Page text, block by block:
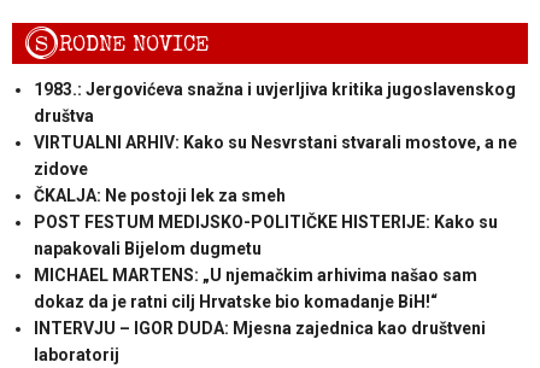
SRODNE NOVICE
1983.: Jergovićeva snažna i uvjerljiva kritika jugoslavenskog
društva
VIRTUALNI ARHIV: Kako su Nesvrstani stvarali mostove, a ne
zidove
ČKALJA: Ne postoji lek za smeh
POST FESTUM MEDIJSKO-POLITIČKE HISTERIJE: Kako su
napakovali Bijelom dugmetu
MICHAEL MARTENS: „U njemačkim arhivima našao sam
dokaz da je ratni cilj Hrvatske bio komadanje BiH!“
INTERVJU – IGOR DUDA: Mjesna zajednica kao društveni
laboratorij